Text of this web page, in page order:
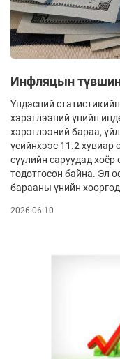
Инфляцын түвшин
Үндэсний
хэрэглээний үнийн
хэрэглээний бараа,
үеийнхээс 11.2 хувиар
сүүлийн саруудад
тодотгосон байна. Эл
барааны үнийн
2026-06-10